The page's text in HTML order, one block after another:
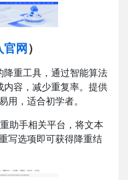
官网 ）
降重工具，通过智能算法
容，减少重复率。提供
用，适合初学者。
助手相关平台，将文本
写选项即可获得降重结